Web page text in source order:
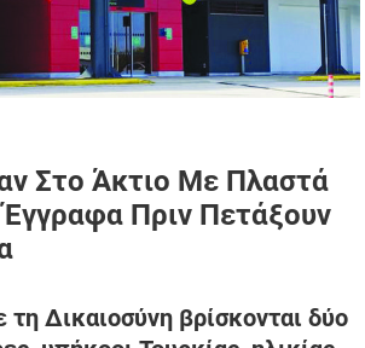
Στο Άκτιο Με Πλαστά
Έγγραφα Πριν Πετάξουν
Δικαιοσύνη βρίσκονται δύο